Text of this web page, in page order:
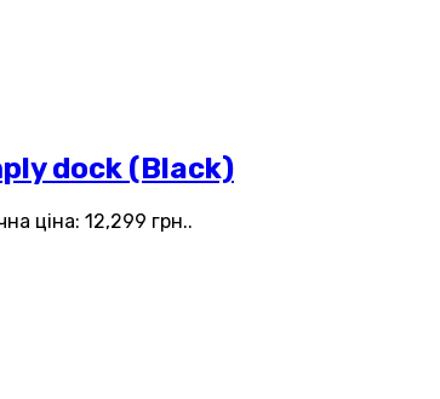
dock (Black)
ціна: 12,299 грн..